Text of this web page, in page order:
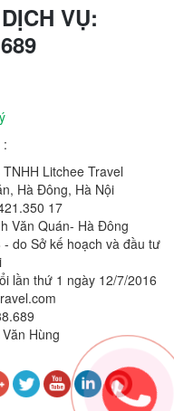
VỤ:
:
Litchee Travel
Hà Đông, Hà Nội
17
Văn Quán- Hà Đông
do Sở kế hoạch và đầu tư
lần thứ 1 ngày 12/7/2016
Hùng